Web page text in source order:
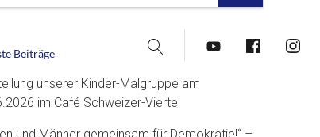
Suche YouTubeFacebook
Beiträge
unserer Kinder-Malgruppe am
im Café Schweizer-Viertel